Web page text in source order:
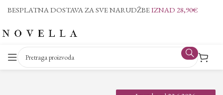
BESPLATNA DOSTAVA ZA SVE NARUDŽBEIZNAD 28,90€